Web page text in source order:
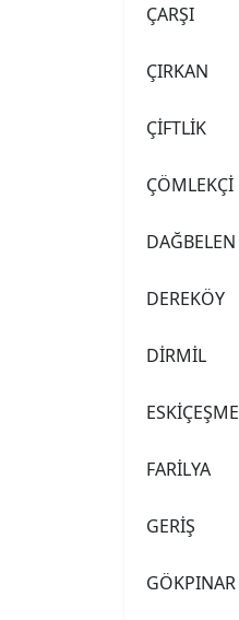
ÇARŞI
ÇIRKAN
ÇİFTLİK
ÇÖMLEKÇİ
DAĞBELEN
DEREKÖY
DİRMİL
ESKİÇEŞME
FARİLYA
GERİŞ
GÖKPINAR